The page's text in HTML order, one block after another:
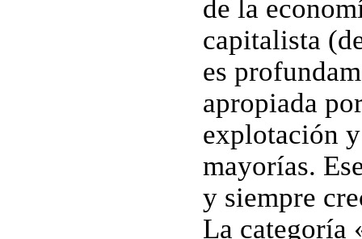
de la
capitalista
es
apropiada
explotación
mayorías.
y siempre
La categoría